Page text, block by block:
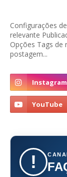
Configurações
relevante
Opções Tags de
postagem...
!